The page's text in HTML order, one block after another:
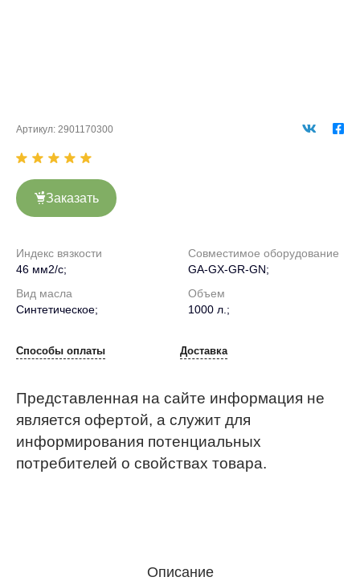
Артикул: 2901170300
Заказать
Индекс вязкости
46 мм2/с;
Совместимое оборудование
GA-GX-GR-GN;
Вид масла
Синтетическое;
Объем
1000 л.;
Способы оплаты Доставка
Представленная на сайте информация не
является офертой, а служит для
информирования потенциальных
потребителей о свойствах товара.
Описание